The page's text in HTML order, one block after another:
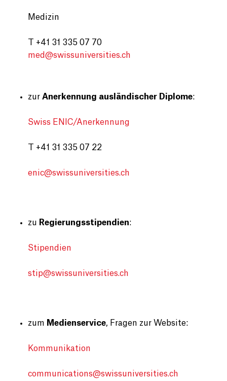
Medizin
T +41 31 335 07 70
med@swissuniversities.ch
zur Anerkennung ausländischer Diplome:
Swiss ENIC/Anerkennung
T +41 31 335 07 22
enic@swissuniversities.ch
zu Regierungsstipendien:
Stipendien
stip@swissuniversities.ch
zum Medienservice, Fragen zur Website:
Kommunikation
communications@swissuniversities.ch